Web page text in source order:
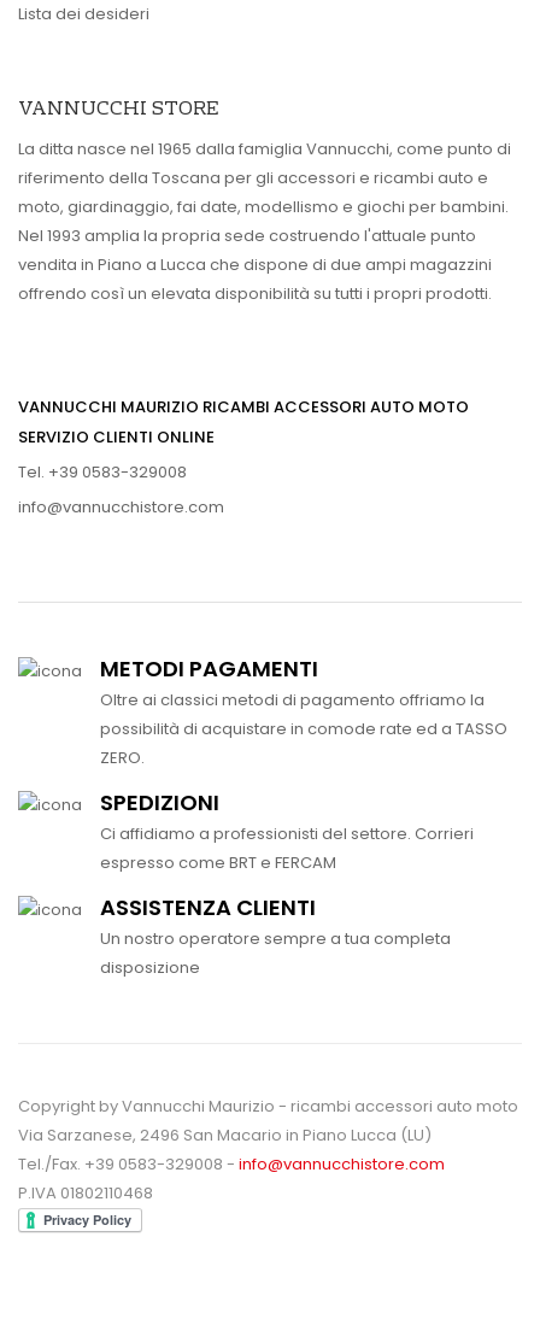
Lista dei desideri
VANNUCCHI STORE
La ditta nasce nel 1965 dalla famiglia Vannucchi, come punto di
riferimento della Toscana per gli accessori e ricambi auto e
moto, giardinaggio, fai date, modellismo e giochi per bambini.
Nel 1993 amplia la propria sede costruendo l'attuale punto
vendita in Piano a Lucca che dispone di due ampi magazzini
offrendo così un elevata disponibilità su tutti i propri prodotti.
VANNUCCHI MAURIZIO RICAMBI ACCESSORI AUTO MOTO
SERVIZIO CLIENTI ONLINE
Tel. +39 0583-329008
info@vannucchistore.com
METODI PAGAMENTI
Oltre ai classici metodi di pagamento offriamo la
possibilità di acquistare in comode rate ed a TASSO
ZERO.
SPEDIZIONI
Ci affidiamo a professionisti del settore. Corrieri
espresso come BRT e FERCAM
ASSISTENZA CLIENTI
Un nostro operatore sempre a tua completa
disposizione
Copyright by Vannucchi Maurizio - ricambi accessori auto moto
Via Sarzanese, 2496 San Macario in Piano Lucca (LU)
Tel./Fax. +39 0583-329008 - info@vannucchistore.com
P.IVA 01802110468